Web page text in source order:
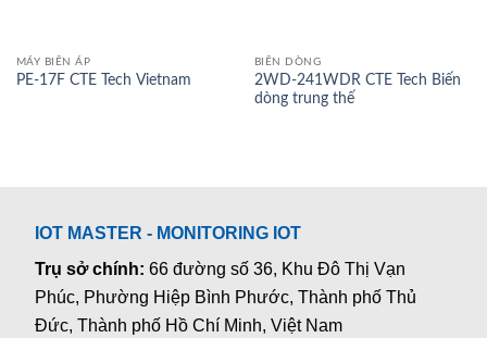
MÁY BIẾN ÁP
PE-17F CTE Tech Vietnam
BIẾN DÒNG
2WD-241WDR CTE Tech Biến
dòng trung thế
IOT MASTER - MONITORING IOT
Trụ sở chính:66 đường số 36, Khu Đô Thị Vạn
Phúc, Phường Hiệp Bình Phước, Thành phố Thủ
Đức, Thành phố Hồ Chí Minh, Việt Nam